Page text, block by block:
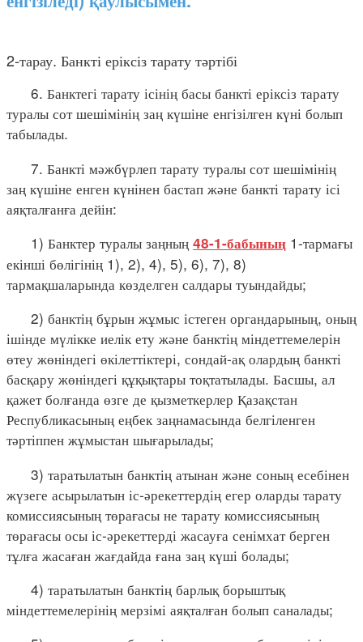
2-тарау. Банкті еріксіз тарату тәртібі
6. Банктегі тарату ісінің басы банкті еріксіз тарату
туралы сот шешімінің заң күшіне енгізілген күні болып
табылады.
7. Банкті мәжбүрлеп тарату туралы сот шешімінің
заң күшіне енген күнінен бастап және банкті тарату ісі
аяқталғанға дейін:
1) Банктер туралы заңның 48-1-бабының 1-тармағы
екінші бөлігінің 1), 2), 4), 5), 6), 7), 8)
тармақшаларында көзделген салдары туындайды;
2) банктің бұрын жұмыс істеген органдарының, оның
ішінде мүлікке иелік ету және банктің міндеттемелерін
өтеу жөніндегі өкілеттіктері, сондай-ақ олардың банкті
басқару жөніндегі құқықтары тоқтатылады. Басшы, ал
қажет болғанда өзге де қызметкерлер Қазақстан
Республикасының еңбек заңнамасында белгіленген
тәртіппен жұмыстан шығарылады;
3) таратылатын банктің атынан және соның есебінен
жүзеге асырылатын іс-әрекеттердің егер оларды тарату
комиссиясының төрағасы не тарату комиссиясының
төрағасы осы іс-әрекеттерді жасауға сенімхат берген
тұлға жасаған жағдайда ғана заң күші болады;
4) таратылатын банктің барлық борыштық
міндеттемелерінің мерзімі аяқталған болып саналады;